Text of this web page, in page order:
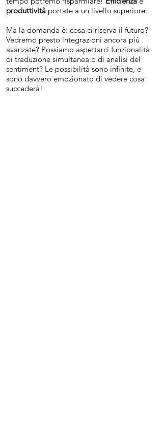
produttività portate a un livello superiore.
Ma la domanda è: cosa ci riserva il futuro?
Vedremo presto integrazioni ancora più
avanzate? Possiamo aspettarci funzionalità
di traduzione simultanea o di analisi del
sentiment? Le possibilità sono infinite, e
sono davvero emozionato di vedere cosa
succederà!